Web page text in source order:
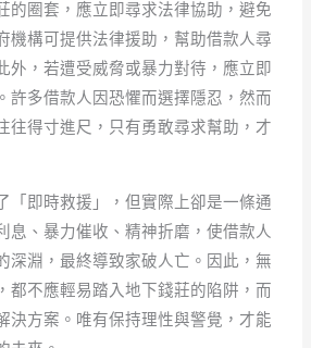
的圈套，應立即尋求法律協助，避免
機構可提供法律援助，幫助借款人尋
外，若遭受威脅或暴力對待，應立即
許多借款人因恐懼而選擇隱忍，然而
往得寸進尺，只有勇敢尋求幫助，才
「即時救援」，但實際上卻是一條通
息、暴力催收、精神折磨，使借款人
深淵，最終導致家破人亡。因此，無
都不應輕易踏入地下錢莊的陷阱，而
決方案。唯有保持理性與警覺，才能